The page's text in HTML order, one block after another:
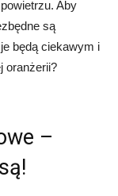
Aby
są
będą ciekawym i
oranżerii?
–